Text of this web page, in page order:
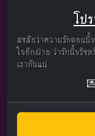
โป
สงสัยว่าความรักตอน
ใจอีกฝ่าย ว่ารักนี้จริง
เรากันแน่